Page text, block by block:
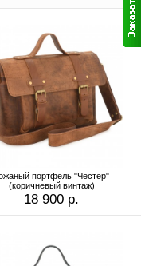
портфель "Честер"
(коричневый винтаж)
18 900 р.